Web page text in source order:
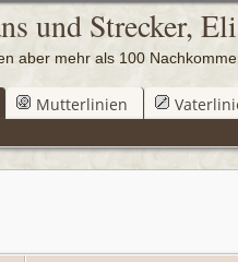
und Strecker,
aber mehr als 100
Mutterlinien